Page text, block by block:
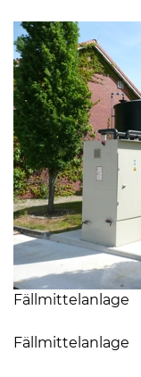
außerhalb
der
Öffnungszeiten
nach
Vereinbarung.
Fällmittelanlage
Fällmittelanlage